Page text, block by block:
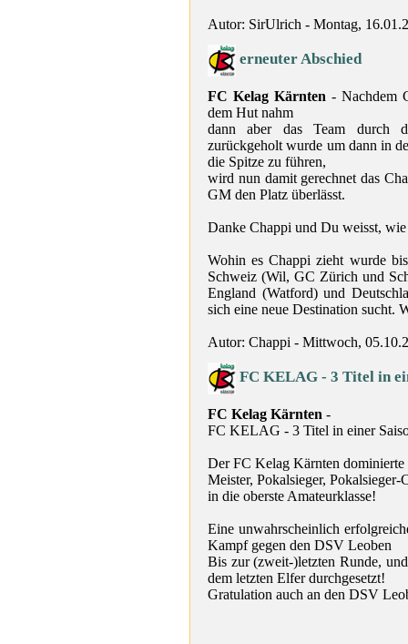
Autor: SirUlrich - Montag,
erneuter Abschied
FC Kelag Kärnten - Nachdem
dem Hut nahm
dann aber das Team durch
zurückgeholt wurde um dann in
die Spitze zu führen,
wird nun damit gerechnet das
GM den Platz überlässt.
Danke Chappi und Du weisst,
Wohin es Chappi zieht wurde
Schweiz (Wil, GC Zürich und
England (Watford) und
sich eine neue Destination sucht.
Autor: Chappi - Mittwoch,
FC KELAG - 3 Titel in
FC Kelag Kärnten -
FC KELAG - 3 Titel in einer
Der FC Kelag Kärnten dominierte
Meister, Pokalsieger,
in die oberste Amateurklasse!
Eine unwahrscheinlich
Kampf gegen den DSV Leoben
Bis zur (zweit-)letzten Runde,
dem letzten Elfer durchgesetzt!
Gratulation auch an den DSV